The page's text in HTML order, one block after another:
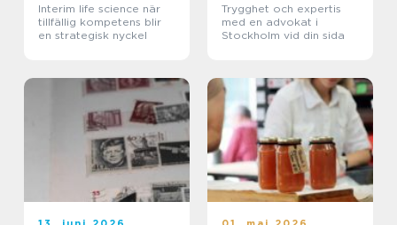
Interim life science när
tillfällig kompetens blir
en strategisk nyckel
Trygghet och expertis
med en advokat i
Stockholm vid din sida